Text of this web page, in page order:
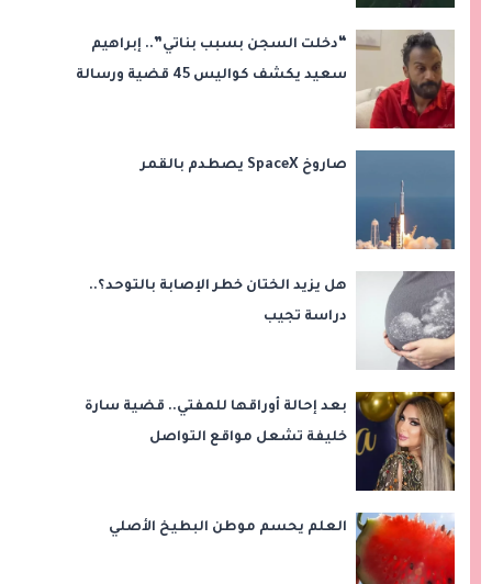
“دخلت السجن بسبب بناتي”.. إبراهيم
سعيد يكشف كواليس 45 قضية ورسالة
صاروخ SpaceX يصطدم بالقمر
هل يزيد الختان خطر الإصابة بالتوحد؟..
دراسة تجيب
بعد إحالة أوراقها للمفتي.. قضية سارة
خليفة تشعل مواقع التواصل
العلم يحسم موطن البطيخ الأصلي